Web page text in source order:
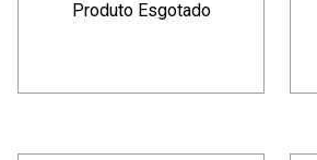
Produto Esgotado